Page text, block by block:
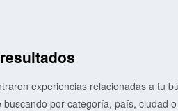
experiencias relacionadas a tu
buscando por categoría, país, ciudad